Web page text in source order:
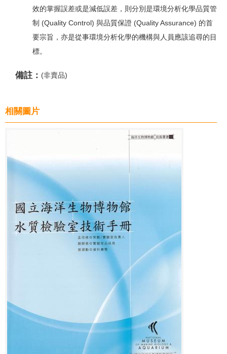
效的掌握誤差或是減低誤差，則分別是環境分析化學品質管
制 (Quality Control) 與品質保證 (Quality Assurance) 的首
要宗旨，亦是從事環境分析化學的機構與人員應該追尋的目
標。
備註： (非賣品)
相關圖片